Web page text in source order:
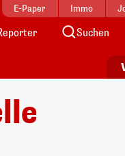
E-Paper Immo
Suchen